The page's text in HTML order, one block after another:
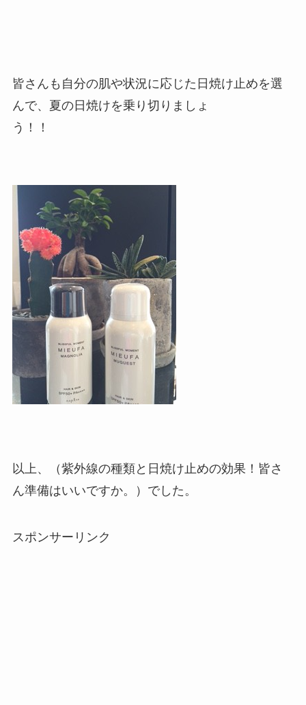
皆さんも自分の肌や状況に応じた日焼け止めを選
んで、夏の日焼けを乗り切りましょ
う！！
以上、（紫外線の種類と日焼け止めの効果！皆さ
ん準備はいいですか。）でした。
スポンサーリンク